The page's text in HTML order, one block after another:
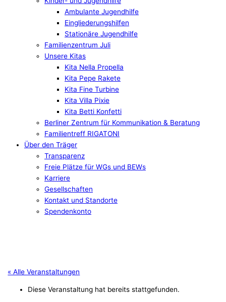
Ambulante Jugendhilfe
Eingliederungshilfen
Stationäre Jugendhilfe
Familienzentrum Juli
Unsere Kitas
Kita Nella Propella
Kita Pepe Rakete
Kita Fine Turbine
Kita Villa Pixie
Kita Betti Konfetti
Berliner Zentrum für Kommunikation & Beratung
Familientreff RIGATONI
Über den Träger
Transparenz
Freie Plätze für WGs und BEWs
Karriere
Gesellschaften
Kontakt und Standorte
Spendenkonto
« Alle Veranstaltungen
Diese Veranstaltung hat bereits stattgefunden.